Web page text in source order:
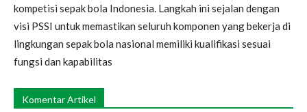
kompetisi sepak bola Indonesia. Langkah ini sejalan dengan
visi PSSI untuk memastikan seluruh komponen yang bekerja di
lingkungan sepak bola nasional memiliki kualifikasi sesuai
fungsi dan kapabilitas
Komentar Artikel